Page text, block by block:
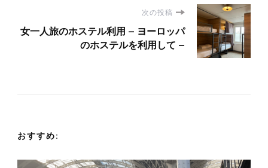
ビ
ー
ョ
次の投稿
女一人旅のホステル利用 – ヨーロッパ
のホステルを利用して –
おすすめ: